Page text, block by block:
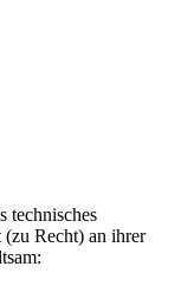
technisches
Recht) an ihrer